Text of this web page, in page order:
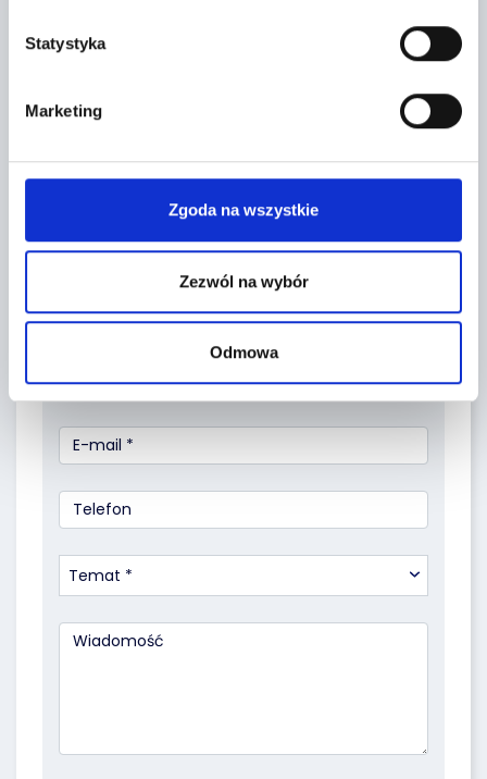
Statystyka
Marketing
Zgoda na wszystkie
Zezwól na wybór
Odmowa
Leaflet|©OpenStreetMap
FORMULARZ KONTAKTOWY
Temat *